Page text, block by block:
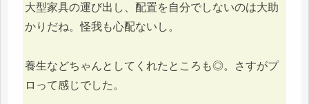
大型家具の運び出し、配置を自分でしないのは大助
かりだね。怪我も心配ないし。
養生などちゃんとしてくれたところも◎。さすがプ
ロって感じでした。